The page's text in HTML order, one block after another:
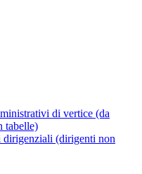
di vertice (da
tabelle)
(dirigenti non